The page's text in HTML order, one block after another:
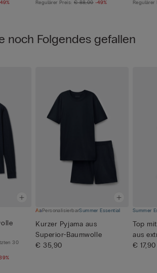
Regulärer Preis: € 88,00 -49%
noch Folgendes gefallen
30
PersonalisierbarSummer Essential
Kurzer Pyjama aus
Superior-Baumwolle
€ 35,90
Summer
Top
aus
€ 17,90